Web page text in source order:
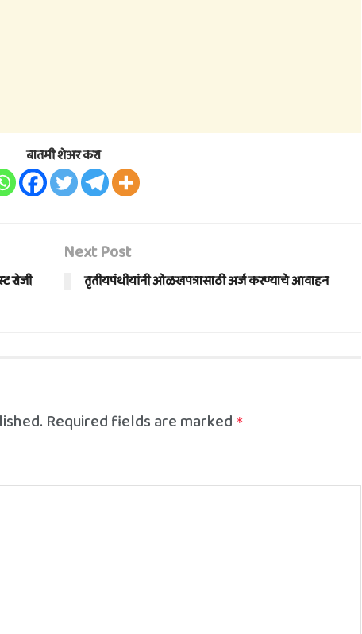
बातमी शेअर करा
रोजी
Next Post
तृतीयपंथीयांनी ओळखपत्रासाठी अर्ज करण्याचे आवाहन
Required fields are marked *